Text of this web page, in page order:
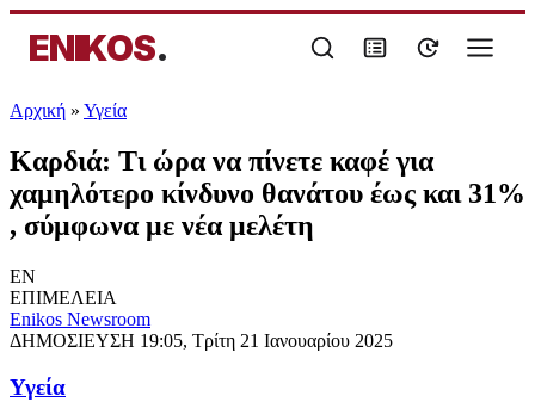
ENIKOS.
Αρχική » Υγεία
Καρδιά: Τι ώρα να πίνετε καφέ για
χαμηλότερο κίνδυνο θανάτου έως και 31%
, σύμφωνα με νέα μελέτη
EN
ΕΠΙΜΕΛΕΙΑ
Enikos Newsroom
ΔΗΜΟΣΙΕΥΣΗ 19:05, Τρίτη 21 Ιανουαρίου 2025
Υγεία